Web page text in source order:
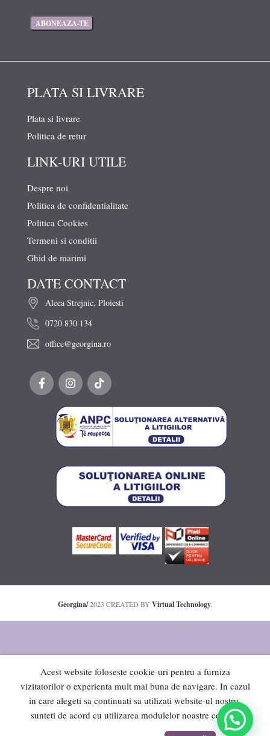
PLATA SI LIVRARE
Plata si livrare
Politica de retur
LINK-URI UTILE
Despre noi
Politica de confidentialitate
Politica Cookies
Termeni si conditii
Ghid de marimi
DATE CONTACT
Aleea Strejnic, Ploiesti
0720 830 134
office@georgina.ro
Georgina/ 2023 CREATED BY Virtual Technology.
Acest website foloseste cookie-uri pentru a furniza
vizitatorilor o experienta mult mai buna de navigare. In cazul
in care alegeti sa continuati sa utilizati website-ul nostru,
sunteti de acord cu utilizarea modulelor noastre cookie.